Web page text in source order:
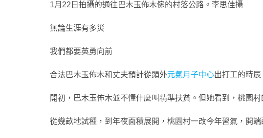
1月22日拍攝的通往巴木玉佈木傢的村落公路。李思佳攝
無論生涯有多災
我們都要英勇向前
合法巴木玉佈木和丈夫預計從頭外元氣月子中心出打工的時
開初，巴木玉佈木並不懂什麼叫精準扶貧。但她看到，桃園
從幾畝地試種，到年夜面積展開，桃園村一改今年習氣，開